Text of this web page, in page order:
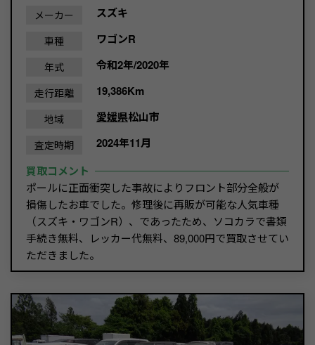
メーカー スズキ
車種 ワゴンR
年式 令和2年/2020年
走行距離 19,386Km
地域 愛媛県松山市
査定時期
2024年11月
買取コメント
ポールに正面衝突した事故によりフロント部分全般が
損傷したお車でした。修理後に再販が可能な人気車種
（スズキ・ワゴンR）、であったため、ソコカラで書類
手続き無料、レッカー代無料、89,000円で買取させてい
ただきました。